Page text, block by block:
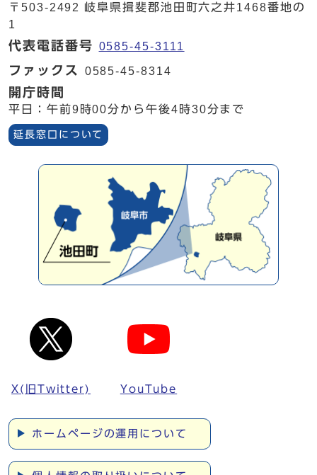
〒503-2492 岐阜県揖斐郡池田町六之井1468番地の
1
代表電話番号 0585-45-3111
ファックス 0585-45-8314
開庁時間
平日：午前9時00分から午後4時30分まで
延長窓口について
X(旧Twitter) YouTube
ホームページの運用について